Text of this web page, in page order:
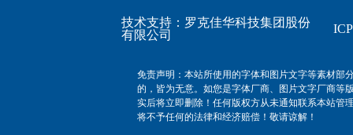
技术支持： 罗克佳华科技集团股份
有限公司
免责声明：本站所使用的字体和图片文字等素材部
的，皆为无意。如您是字体厂商、图片文字厂商等
实后将立即删除！任何版权方从未通知联系本站管
将不予任何的法律和经济赔偿！敬请谅解！